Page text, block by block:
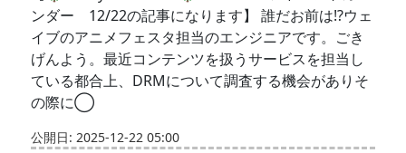
ンダー 12/22の記事になります】 誰だお前は!?ウェ
イブのアニメフェスタ担当のエンジニアです。ごき
げんよう。最近コンテンツを扱うサービスを担当し
ている都合上、DRMについて調査する機会がありそ
の際に◯
公開日: 2025-12-22 05:00